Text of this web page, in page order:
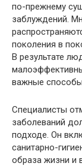
по-прежнему
заблуждений.
поколения в
В результате
важные
Специалисты
заболеваний
подходе. Он
санитарно-
образа жизни и